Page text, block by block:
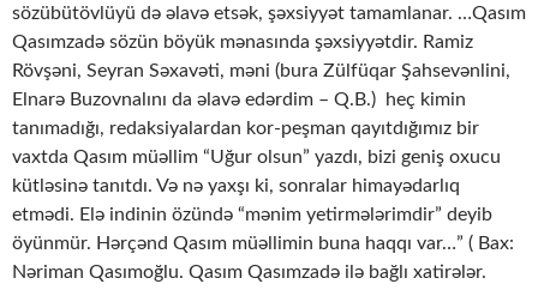
sözübütövlüyü də əlavə etsək, şəxsiyyət tamamlanar. …Qasım
Qasımzadə sözün böyük mənasında şəxsiyyətdir. Ramiz
Rövşəni, Seyran Səxavəti, məni (bura Zülfüqar Şahsevənlini,
Elnarə Buzovnalını da əlavə edərdim – Q.B.) heç kimin
tanımadığı, redaksiyalardan kor-peşman qayıtdığımız bir
vaxtda Qasım müəllim “Uğur olsun” yazdı, bizi geniş oxucu
kütləsinə tanıtdı. Və nə yaxşı ki, sonralar himayədarlıq
etmədi. Elə indinin özündə “mənim yetirmələrimdir” deyib
öyünmür. Hərçənd Qasım müəllimin buna haqqı var…” ( Bax:
Nəriman Qasımoğlu. Qasım Qasımzadə ilə bağlı xatirələr.